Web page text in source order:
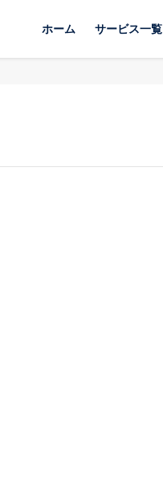
ホーム サービス一覧